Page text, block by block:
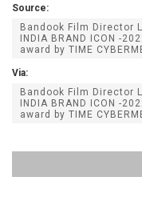
Source:
Bandook Film Director
INDIA BRAND ICON -
award by TIME
Via:
Bandook Film Director
INDIA BRAND ICON -
award by TIME